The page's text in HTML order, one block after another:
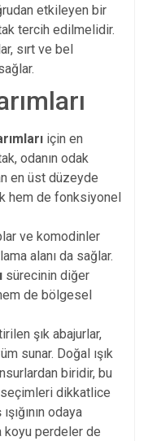
etkileyen bir
tercih edilmelidir.
sırt ve bel
için en
odanın odak
en üst düzeyde
hem de fonksiyonel
ve komodinler
alanı da sağlar.
sürecinin diğer
de bölgesel
şık abajurlar,
sunar. Doğal ışık
biridir, bu
dikkatlice
odaya
koyu perdeler de